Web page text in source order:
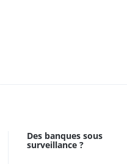
Des banques sous
surveillance ?